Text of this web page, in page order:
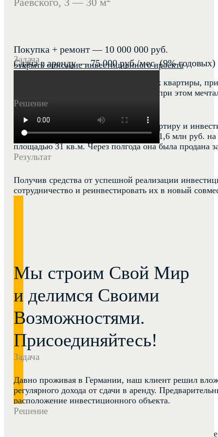
Покупка + ремонт — 10 000 000 руб.
Сдача в аренду — 75 000 руб./мес. (9% годовых)
открыть описание инвестиционного проекта
Задача
Давно проживая в Германии, наш клиент решил
регулярного дохода от сдачи в аренду.
расположение инвестиционного объекта.
Решение
Исходя из задачи и бюджета, мы предложили
Задача
Наш клиент сдавал в аренду две своих квартиры,
как минимум тот же арендный доход, при этом
Решение
Мы предложили ему продать одну квартиру и
нашему плану собственник выделил 11,6 млн руб.
площадью 31 кв.м. Через полгода она была продана
Результат
Получив средства от успешной реализации
сотрудничество и реинвестировать их в новый
Мы строим Свой Мир
и делимся Своими
Возможностями.
Присоединяйтесь!